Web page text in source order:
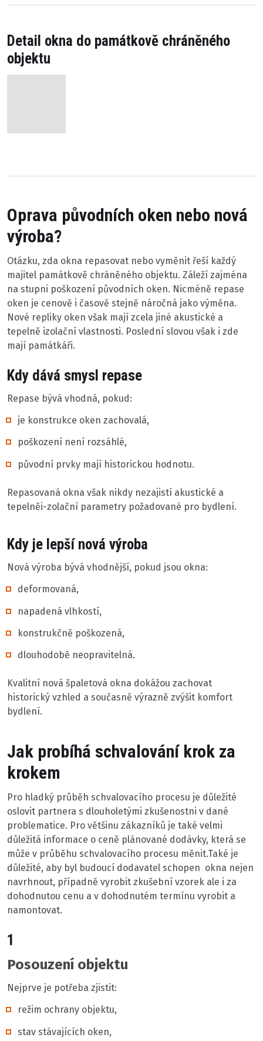
Detail okna do památkově chráněného
objektu
Oprava původních oken nebo nová
výroba?
Otázku, zda okna repasovat nebo vyměnit řeší každý
majitel památkově chráněného objektu. Záleží zajména
na stupni poškození původních oken. Nicméně repase
oken je cenově i časově stejně náročná jako výměna.
Nové repliky oken však mají zcela jiné akustické a
tepelně izolační vlastnosti. Poslední slovou však i zde
mají památkáři.
Kdy dává smysl repase
Repase bývá vhodná, pokud:
je konstrukce oken zachovalá,
poškození není rozsáhlé,
původní prvky mají historickou hodnotu.
Repasovaná okna však nikdy nezajistí akustické a
tepelněi-zolační parametry požadované pro bydlení.
Kdy je lepší nová výroba
Nová výroba bývá vhodnější, pokud jsou okna:
deformovaná,
napadená vlhkostí,
konstrukčně poškozená,
dlouhodobě neopravitelná.
Kvalitní nová špaletová okna dokážou zachovat
historický vzhled a současně výrazně zvýšit komfort
bydlení.
Jak probíhá schvalování krok za
krokem
Pro hladký průběh schvalovacího procesu je důležité
oslovit partnera s dlouholetými zkušenostni v dané
problematice. Pro většinu zákazníků je také velmi
důležitá informace o ceně plánované dodávky, která se
může v průběhu schvalovacího procesu měnit.Také je
důležité, aby byl budoucí dodavatel schopen okna nejen
navrhnout, případně vyrobit zkušební vzorek ale i za
dohodnutou cenu a v dohodnutém termínu vyrobit a
namontovat.
1
Posouzení objektu
Nejprve je potřeba zjistit:
režim ochrany objektu,
stav stávajících oken,